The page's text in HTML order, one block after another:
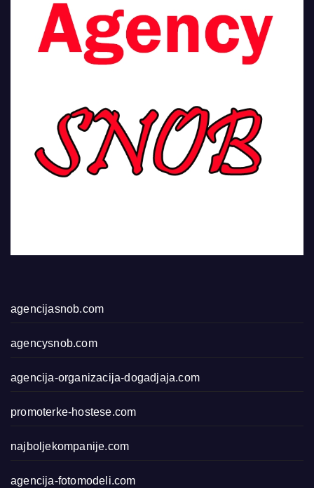
agencijasnob.com
agencysnob.com
agencija-organizacija-dogadjaja.com
promoterke-hostese.com
najboljekompanije.com
agencija-fotomodeli.com